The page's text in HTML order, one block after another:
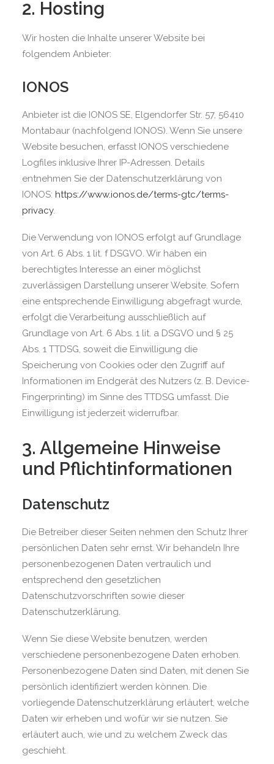
2. Hosting
Wir hosten die Inhalte unserer Website bei
folgendem Anbieter:
IONOS
Anbieter ist die IONOS SE, Elgendorfer Str. 57, 56410
Montabaur (nachfolgend IONOS). Wenn Sie unsere
Website besuchen, erfasst IONOS verschiedene
Logfiles inklusive Ihrer IP-Adressen. Details
entnehmen Sie der Datenschutzerklärung von
IONOS: https://www.ionos.de/terms-gtc/terms-
privacy.
Die Verwendung von IONOS erfolgt auf Grundlage
von Art. 6 Abs. 1 lit. f DSGVO. Wir haben ein
berechtigtes Interesse an einer möglichst
zuverlässigen Darstellung unserer Website. Sofern
eine entsprechende Einwilligung abgefragt wurde,
erfolgt die Verarbeitung ausschließlich auf
Grundlage von Art. 6 Abs. 1 lit. a DSGVO und § 25
Abs. 1 TTDSG, soweit die Einwilligung die
Speicherung von Cookies oder den Zugriff auf
Informationen im Endgerät des Nutzers (z. B. Device-
Fingerprinting) im Sinne des TTDSG umfasst. Die
Einwilligung ist jederzeit widerrufbar.
3. Allgemeine Hinweise
und Pflicht­informationen
Datenschutz
Die Betreiber dieser Seiten nehmen den Schutz Ihrer
persönlichen Daten sehr ernst. Wir behandeln Ihre
personenbezogenen Daten vertraulich und
entsprechend den gesetzlichen
Datenschutzvorschriften sowie dieser
Datenschutzerklärung.
Wenn Sie diese Website benutzen, werden
verschiedene personenbezogene Daten erhoben.
Personenbezogene Daten sind Daten, mit denen Sie
persönlich identifiziert werden können. Die
vorliegende Datenschutzerklärung erläutert, welche
Daten wir erheben und wofür wir sie nutzen. Sie
erläutert auch, wie und zu welchem Zweck das
geschieht.